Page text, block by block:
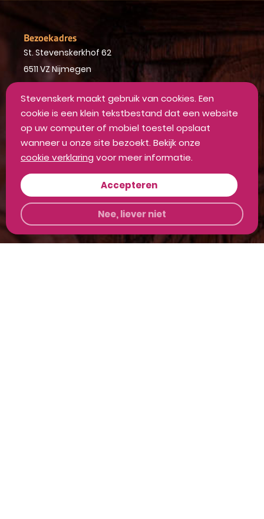
Bezoekadres
St. Stevenskerkhof 62
6511 VZ Nijmegen
024 - 36 04 710
info@stevenskerk.nl
Openingstijden vandaag
Geopend > 10:00 - 17:00
Stevenskerk maakt gebruik van cookies. Een
cookie is een klein tekstbestand dat een website
op uw computer of mobiel toestel opslaat
wanneer u onze site bezoekt. Bekijk onze
cookie verklaring voor meer informatie.
Accepteren
Nee, liever niet